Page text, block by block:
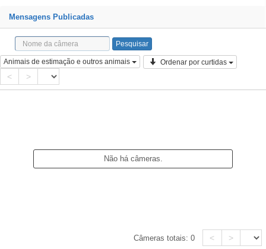
Mensagens Publicadas
Animais de estimação e outros animais Ordenar por curtidas
< >
Não há câmeras.
Câmeras totais:0 < >